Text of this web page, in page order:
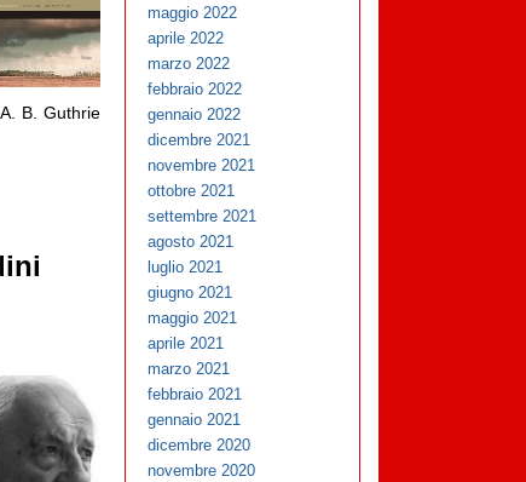
B. Guthrie
maggio 2022
aprile 2022
marzo 2022
febbraio 2022
gennaio 2022
dicembre 2021
novembre 2021
ottobre 2021
settembre 2021
agosto 2021
luglio 2021
giugno 2021
maggio 2021
aprile 2021
marzo 2021
febbraio 2021
gennaio 2021
dicembre 2020
novembre 2020